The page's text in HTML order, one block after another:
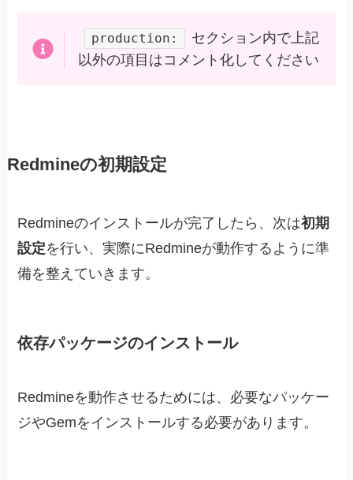
production:
セクション内で上記
以外の項目はコメント化してください
Redmineの初期設定
Redmineのインストールが完了したら、次は初期
設定を行い、実際にRedmineが動作するように準
備を整えていきます。
依存パッケージのインストール
Redmineを動作させるためには、必要なパッケー
ジやGemをインストールする必要があります。